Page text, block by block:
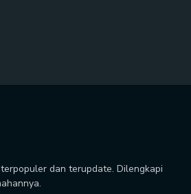
dan terupdate. Dilengkapi